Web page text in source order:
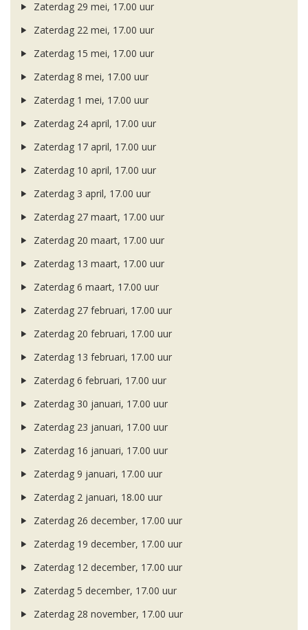
Zaterdag 29 mei, 17.00 uur
Zaterdag 22 mei, 17.00 uur
Zaterdag 15 mei, 17.00 uur
Zaterdag 8 mei, 17.00 uur
Zaterdag 1 mei, 17.00 uur
Zaterdag 24 april, 17.00 uur
Zaterdag 17 april, 17.00 uur
Zaterdag 10 april, 17.00 uur
Zaterdag 3 april, 17.00 uur
Zaterdag 27 maart, 17.00 uur
Zaterdag 20 maart, 17.00 uur
Zaterdag 13 maart, 17.00 uur
Zaterdag 6 maart, 17.00 uur
Zaterdag 27 februari, 17.00 uur
Zaterdag 20 februari, 17.00 uur
Zaterdag 13 februari, 17.00 uur
Zaterdag 6 februari, 17.00 uur
Zaterdag 30 januari, 17.00 uur
Zaterdag 23 januari, 17.00 uur
Zaterdag 16 januari, 17.00 uur
Zaterdag 9 januari, 17.00 uur
Zaterdag 2 januari, 18.00 uur
Zaterdag 26 december, 17.00 uur
Zaterdag 19 december, 17.00 uur
Zaterdag 12 december, 17.00 uur
Zaterdag 5 december, 17.00 uur
Zaterdag 28 november, 17.00 uur